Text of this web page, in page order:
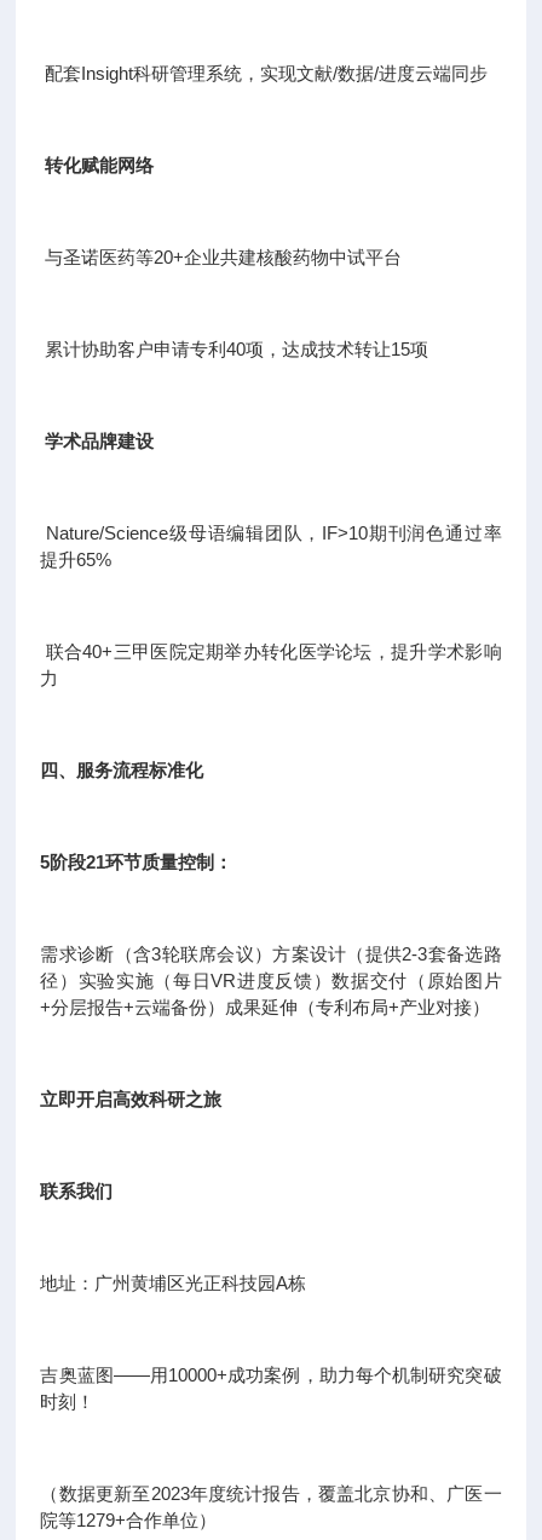
配套Insight科研管理系统，实现文献/数据/进度云端同步
转化赋能网络
与圣诺医药等20+企业共建核酸药物中试平台
累计协助客户申请专利40项，达成技术转让15项
学术品牌建设
Nature/Science级母语编辑团队，IF>10期刊润色通过率
提升65%
联合40+三甲医院定期举办转化医学论坛，提升学术影响
力
四、服务流程标准化
5阶段21环节质量控制：
需求诊断（含3轮联席会议）方案设计（提供2-3套备选路
径）实验实施（每日VR进度反馈）数据交付（原始图片
+分层报告+云端备份）成果延伸（专利布局+产业对接）
立即开启高效科研之旅
联系我们
地址：广州黄埔区光正科技园A栋
吉奥蓝图——用10000+成功案例，助力每个机制研究突破
时刻！
（数据更新至2023年度统计报告，覆盖北京协和、广医一
院等1279+合作单位）